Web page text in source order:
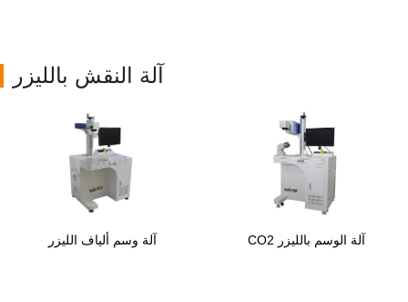
آلة النقش بالليزر
آلة وسم ألياف الليزر آلة الوسم بالليزر CO2